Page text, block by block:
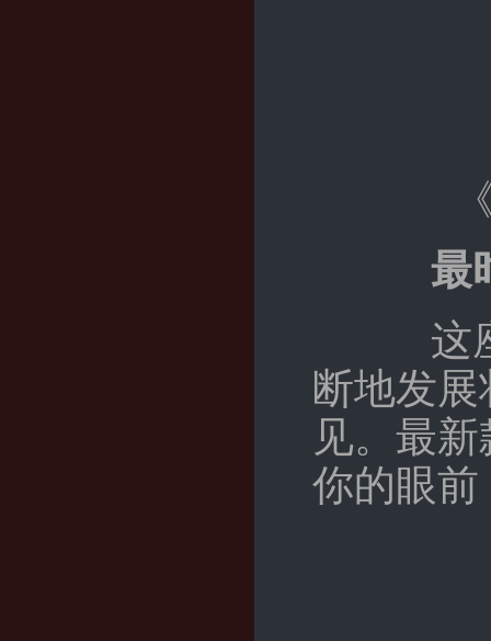
最
这座
断地发
见。最
你的眼